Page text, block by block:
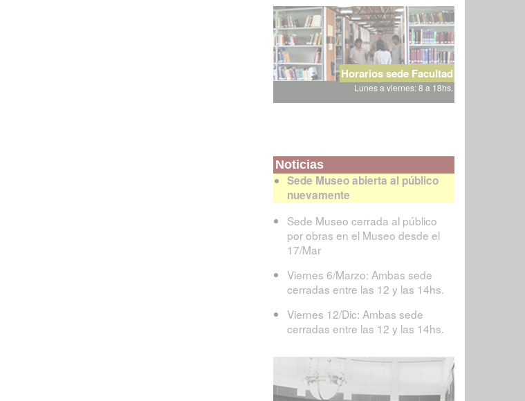
Horarios sede Facultad
Lunes a viernes: 8 a 18hs.
Noticias
Sede Museo abierta al público
nuevamente
Sede Museo cerrada al público
por obras en el Museo desde el
17/Mar
Viernes 6/Marzo: Ambas sede
cerradas entre las 12 y las 14hs.
Viernes 12/Dic: Ambas sede
cerradas entre las 12 y las 14hs.